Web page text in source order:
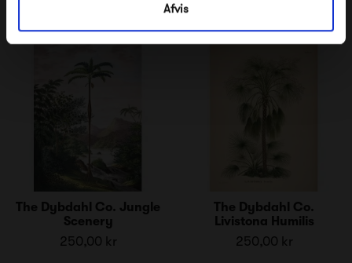
Afvis
The Dybdahl Co. Jungle
Scenery
250,00 kr
The Dybdahl Co.
Livistona Humilis
250,00 kr